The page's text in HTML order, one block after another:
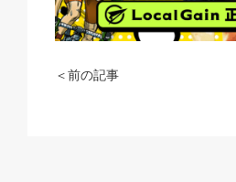
＜前の記事